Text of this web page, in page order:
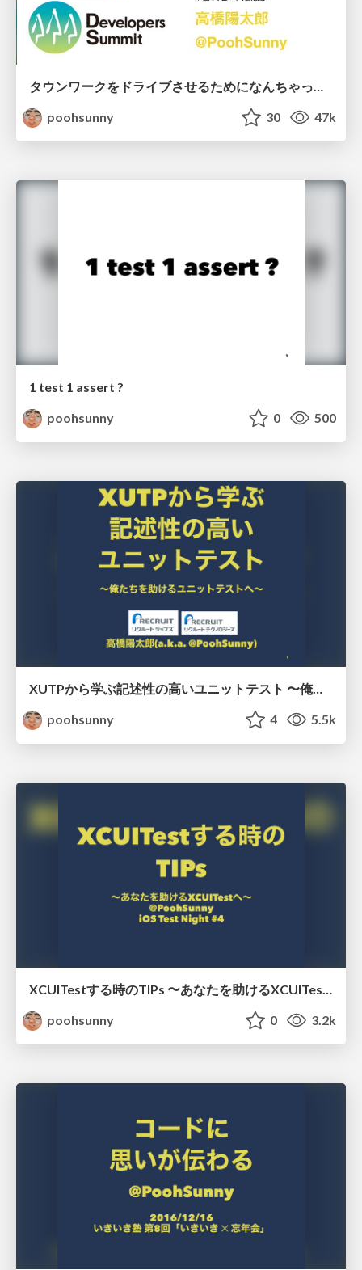
タウンワークをドライブさせるためになんちゃってアジャイルをやめた話 #devsumi #devsumiB / devsumi2018
poohsunny
30 47k
1 test 1 assert ?
poohsunny
0 500
XUTPから学ぶ記述性の高いユニットテスト 〜俺たちを助けるユニットテストへ〜 / xUTP in #xpjug
poohsunny
4 5.5k
XCUITestする時のTIPs 〜あなたを助けるXCUITestへ〜
poohsunny
0 3.2k